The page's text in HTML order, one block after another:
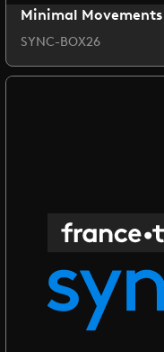
Minimal Movements
SYNC-BOX26